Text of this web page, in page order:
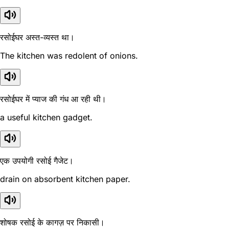
रसोईघर अस्त-व्यस्त था।
The kitchen was redolent of onions.
रसोईघर में प्याज की गंध आ रही थी।
a useful kitchen gadget.
एक उपयोगी रसोई गैजेट।
drain on absorbent kitchen paper.
शोषक रसोई के कागज़ पर निकासी।